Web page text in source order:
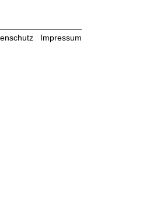
Impressum